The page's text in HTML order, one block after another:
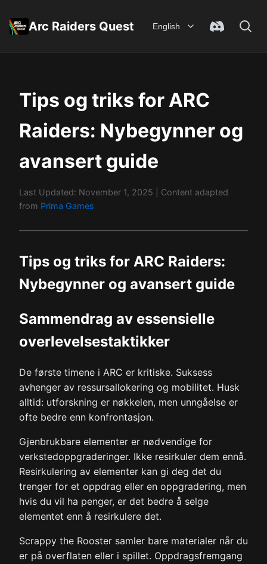
Arc Raiders Quest English
Tips og triks for ARC
Raiders: Nybegynner og
avansert guide
Last Updated: November 1, 2025
| Content adapted
from Prima Games
Tips og triks for ARC Raiders:
Nybegynner og avansert guide
Sammendrag av essensielle
overlevelsestaktikker
De første timene i ARC er kritiske. Suksess
avhenger av ressursallokering og mobilitet. Husk
alltid: utforskning er nøkkelen, men unngåelse er
ofte bedre enn konfrontasjon.
Gjenbrukbare elementer er nødvendige for
verkstedoppgraderinger. Ikke resirkuler dem ennå.
Resirkulering av elementer kan gi deg det du
trenger for et oppdrag eller en oppgradering, men
hvis du vil ha penger, er det bedre å selge
elementet enn å resirkulere det.
Scrappy the Rooster samler bare materialer når du
er på overflaten eller i spillet. Oppdragsfremgang